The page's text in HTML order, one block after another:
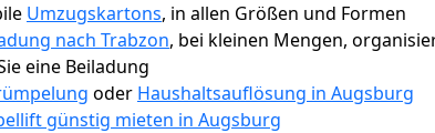
Umzugskartons, in allen Größen und Formen
nach Trabzon, bei kleinen Mengen,
eine Beiladung
oder Haushaltsauflösung in Augsburg
günstig mieten in Augsburg